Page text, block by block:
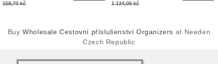
159,70 kč 1 134,06 kč
BuyWholesale Cestovní příslušenství Organizers at Needen
Czech Republic